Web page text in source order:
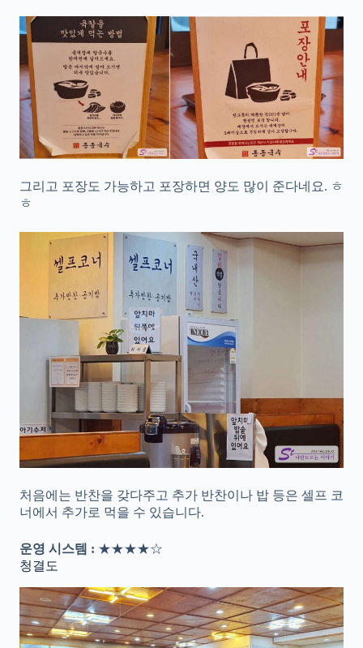
그리고 포장도 가능하고 포장하면 양도 많이 준다네요. ㅎ
ㅎ
처음에는 반찬을 갖다주고 추가 반찬이나 밥 등은 셀프 코
너에서 추가로 먹을 수 있습니다.
운영 시스템 : ★★★★☆
청결도